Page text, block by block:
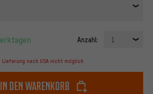
Anzahl: 1
Lieferung nach USA nicht möglich
In den Warenkorb